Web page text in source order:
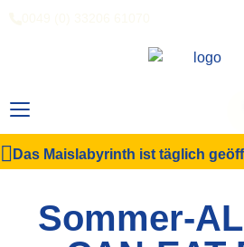
Das Maislabyrinth ist täglich
Sommer-